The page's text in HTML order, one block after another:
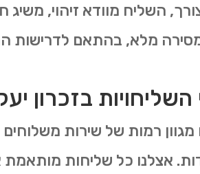
השליח מוודא זיהוי,
מלא, בהתאם לדרישות
השליחויות בזכרון
מגוון רמות של שירות
אצלנו כל שליחות